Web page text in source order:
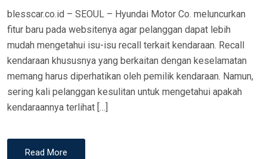
blesscar.co.id – SEOUL – Hyundai Motor Co. meluncurkan
fitur baru pada websitenya agar pelanggan dapat lebih
mudah mengetahui isu-isu recall terkait kendaraan. Recall
kendaraan khususnya yang berkaitan dengan keselamatan
memang harus diperhatikan oleh pemilik kendaraan. Namun,
sering kali pelanggan kesulitan untuk mengetahui apakah
kendaraannya terlihat […]
Read More